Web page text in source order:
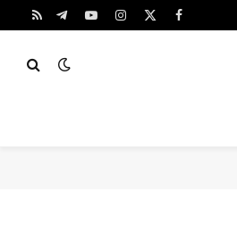
فيسبوك
X
الانستغراميوتيوبتيلقرامRSS